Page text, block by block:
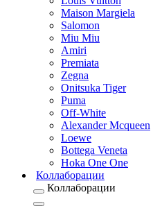
Maison Margiela
Salomon
Miu Miu
Amiri
Premiata
Zegna
Onitsuka Tiger
Puma
Off-White
Alexander Mcqueen
Loewe
Bottega Veneta
Hoka One One
Коллаборации
Коллаборации